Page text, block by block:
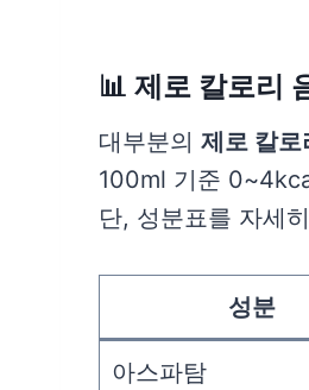
📊 제로 칼로리
대부분의 제로 칼로
100ml 기준
단, 성분표를 자세
성분
아스파탐